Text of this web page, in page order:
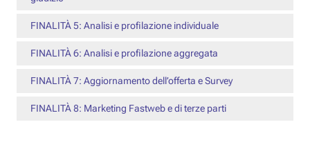
FINALITÀ 5: Analisi e profilazione individuale
FINALITÀ 6: Analisi e profilazione aggregata
FINALITÀ 7: Aggiornamento dell’offerta e Survey
FINALITÀ 8: Marketing Fastweb e di terze parti